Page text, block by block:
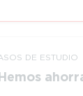
DE ESTUDIO